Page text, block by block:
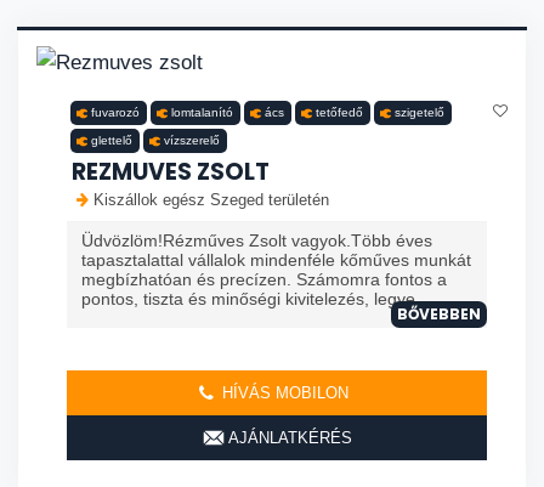
fuvarozó lomtalanító ács tetőfedő szigetelő
glettelő vízszerelő
REZMUVES ZSOLT
Kiszállok egész Szeged területén
Üdvözlöm!Rézműves Zsolt vagyok.Több éves
tapasztalattal vállalok mindenféle kőműves munkát
megbízhatóan és precízen. Számomra fontos a
pontos, tiszta és minőségi kivitelezés, legye...
BŐVEBBEN
HÍVÁS MOBILON
AJÁNLATKÉRÉS